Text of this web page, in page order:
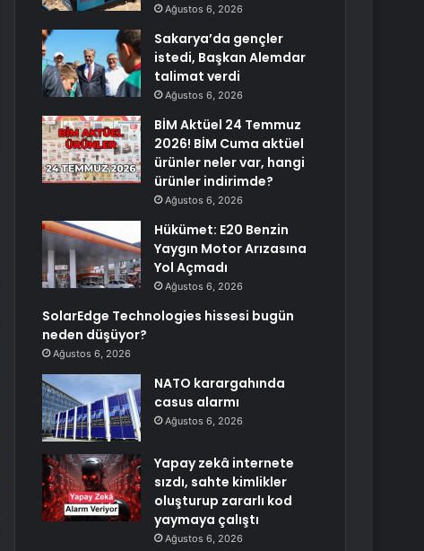
Ağustos 6, 2026
Sakarya’da gençler
istedi, Başkan Alemdar
talimat verdi
Ağustos 6, 2026
BİM Aktüel 24 Temmuz
2026! BİM Cuma aktüel
ürünler neler var, hangi
ürünler indirimde?
Ağustos 6, 2026
Hükümet: E20 Benzin
Yaygın Motor Arızasına
Yol Açmadı
Ağustos 6, 2026
SolarEdge Technologies hissesi bugün
neden düşüyor?
Ağustos 6, 2026
NATO karargahında
casus alarmı
Ağustos 6, 2026
Yapay zekâ internete
sızdı, sahte kimlikler
oluşturup zararlı kod
yaymaya çalıştı
Ağustos 6, 2026